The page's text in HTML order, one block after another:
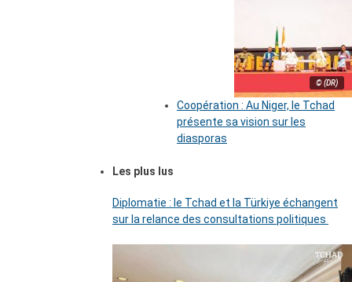
© (DR)
Coopération : Au Niger, le Tchad
présente sa vision sur les
diasporas
Les plus lus
Diplomatie : le Tchad et la Türkiye échangent
sur la relance des consultations politiques